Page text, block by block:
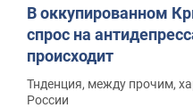
В оккупированном
спрос на
происходит
Тнденция, между прочим,
России